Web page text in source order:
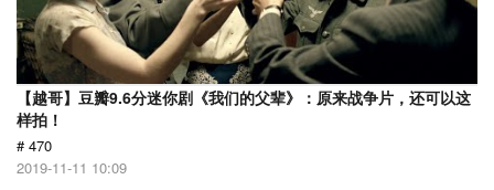
【越哥】豆瓣9.6分迷你剧《我们的父辈》：原来战争片，还可以这
样拍！
# 470
2019-11-11 10:09